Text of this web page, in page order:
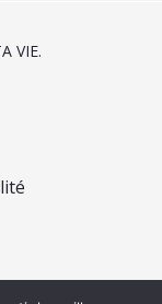
VIE.
sur Entrée